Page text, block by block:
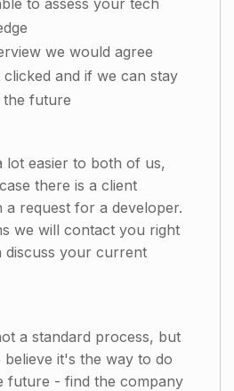
to assess your tech
we would agree
and if we can stay
future
lot easier to both of us,
there is a client
a request for a developer.
we will contact you right
discuss your current
a standard process, but
it's the way to do
future - find the company